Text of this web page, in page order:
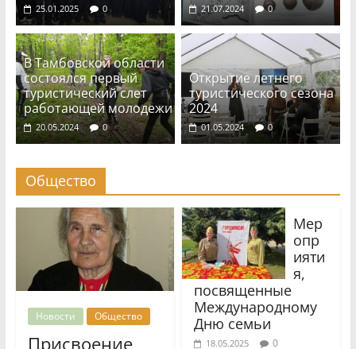
25.01.2025 0 21.07.2024 0
В Тамбовской области
состоялся первый
туристический слет
работающей молодежи
20.05.2024 0
Открытие летнего
туристического сезона
2024
01.05.2024 0
Общество
Новости Общество
Присвоение
Мер
опр
ияти
я,
посвященные
Международному
Дню семьи
18.05.2025 0